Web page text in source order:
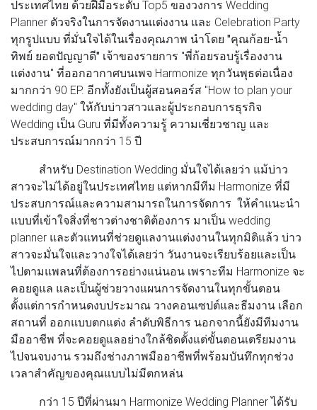
ประเทศไทย ด้วยฝีมือระดับ Top5 ของวงการ Wedding
Planner ตัวจริงในการจัดงานแต่งงาน และ Celebration Party
ทุกรูปแบบ ที่มั่นใจได้ในเรื่องคุณภาพ นำโดย "คุณก้อย-น้ำ
ทิพย์ ยอดปัญญาดี" เจ้าของรายการ "พี่ก้อยรอบรู้เรื่องงาน
แต่งงาน" ที่ออกอากาศบนเพจ Harmonize ทุกวันพุธต่อเนื่อง
มากกว่า 90 EP. อีกทั้งยังเป็นผู้สอนคอร์ส "How to plan your
wedding day" ให้กับบ่าวสาวและผู้ประกอบการธุรกิจ
Wedding เป็น Guru ที่มีทั้งความรู้ ความเชี่ยวชาญ และ
ประสบการณ์มากกว่า 15 ปี
สำหรับ Destination Wedding มั่นใจได้เลยว่า แม้บ่าว
สาวจะไม่ได้อยู่ในประเทศไทย แต่หากมีทีม Harmonize ที่มี
ประสบการณ์และความสามารถในการจัดการ ให้คำแนะนำ
แบบที่เข้าใจสิ่งที่ชาวต่างชาติต้องการ มาเป็น wedding
planner และตัวแทนที่ช่วยดูแลงานแต่งงานในทุกมิติแล้ว บ่าว
สาวจะมั่นใจและวางใจได้เลยว่า วันงานจะเรียบร้อยและเป็น
ไปตามแพลนที่ต้องการอย่างแน่นอน เพราะทีม Harmonize จะ
คอยดูแล และเป็นผู้ช่วยวางแผนการจัดงานในทุกขั้นตอน
ตั้งแต่การกำหนดงบประมาณ วางคอนเซปต์และธีมงาน เลือก
สถานที่ ออกแบบตกแต่ง ลำดับพิธีการ นอกจากนี้ยังมีทีมงาน
มืออาชีพ ที่จะคอยดูแลอย่างใกล้ชิดตั้งแต่ขั้นตอนเตรียมงาน
ไปจนจบงาน รวมถึงช่างภาพมืออาชีพที่พร้อมบันทึกทุกช่วง
เวลาสำคัญของคุณแบบไม่มีตกหล่น
กว่า 15 ปีที่ผ่านมา Harmonize Wedding Planner ได้รับ